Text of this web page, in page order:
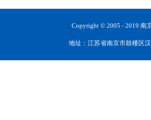
Copyright © 2005 - 2019 南
地址：江苏省南京市鼓楼区